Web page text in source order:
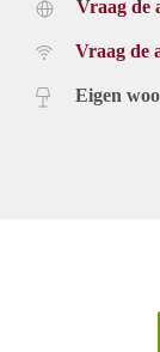
Vraag de
Vraag de
Eigen